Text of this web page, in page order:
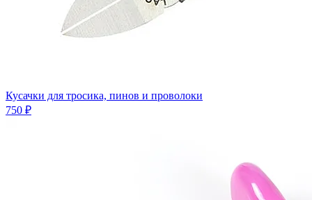
Кусачки для тросика, пинов и проволоки
750 ₽